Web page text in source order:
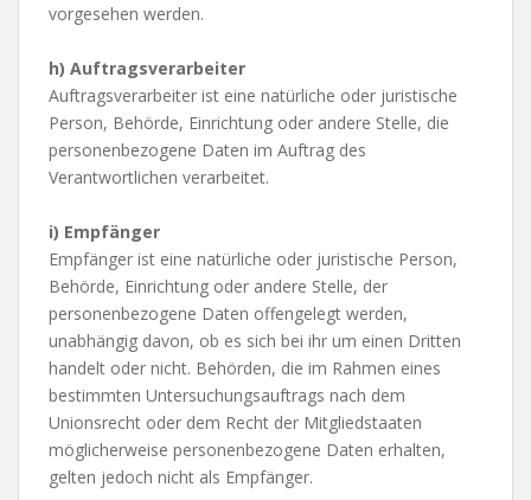
vorgesehen werden.
h) Auftragsverarbeiter
Auftragsverarbeiter ist eine natürliche oder juristische
Person, Behörde, Einrichtung oder andere Stelle, die
personenbezogene Daten im Auftrag des
Verantwortlichen verarbeitet.
i) Empfänger
Empfänger ist eine natürliche oder juristische Person,
Behörde, Einrichtung oder andere Stelle, der
personenbezogene Daten offengelegt werden,
unabhängig davon, ob es sich bei ihr um einen Dritten
handelt oder nicht. Behörden, die im Rahmen eines
bestimmten Untersuchungsauftrags nach dem
Unionsrecht oder dem Recht der Mitgliedstaaten
möglicherweise personenbezogene Daten erhalten,
gelten jedoch nicht als Empfänger.